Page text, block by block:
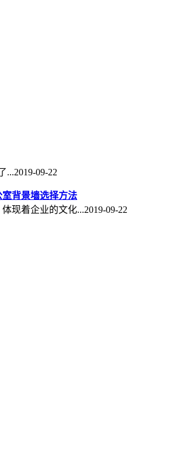
...2019-09-22
背景墙选择方法
现着企业的文化...2019-09-22